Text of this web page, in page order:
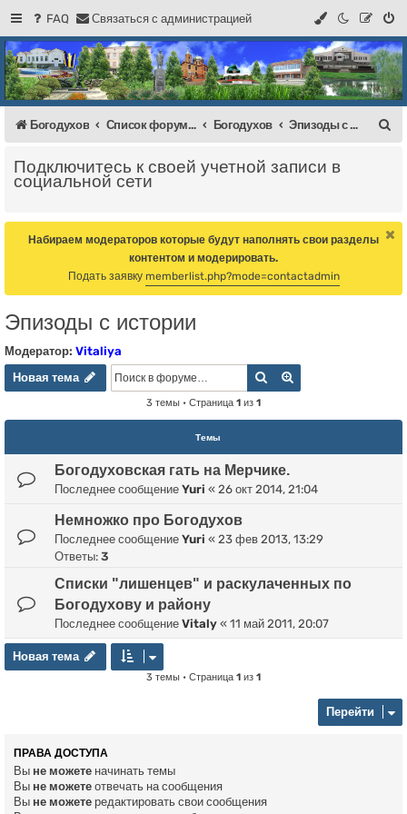
FAQ Связаться с администрацией
Регистрация
Форум Богодухова
Богодухов
Богодухов Список форумов Богодухов Эпизоды с истории
к
Подключитесь к своей учетной записи в
социальной сети
Набираем модераторов которые будут наполнять свои разделы
контентом и модерировать.
Подать заявку memberlist.php?mode=contactadmin
Эпизоды с истории
Модератор: Vitaliya
Новая тема
Новая тема Поиск
3 темы • Страница 1 из 1
Темы
Богодуховская гать на Мерчике.
Последнее сообщение Yuri « 26 окт 2014, 21:04
Немножко про Богодухов
Последнее сообщение Yuri « 23 фев 2013, 13:29
Ответы: 3
Списки "лишенцев" и раскулаченных по
Богодухову и району
Последнее сообщение Vitaly « 11 май 2011, 20:07
Новая тема
Новая тема
3 темы • Страница 1 из 1
Перейти
ПРАВА ДОСТУПА
Вы не можете начинать темы
Вы не можете отвечать на сообщения
Вы не можете редактировать свои сообщения